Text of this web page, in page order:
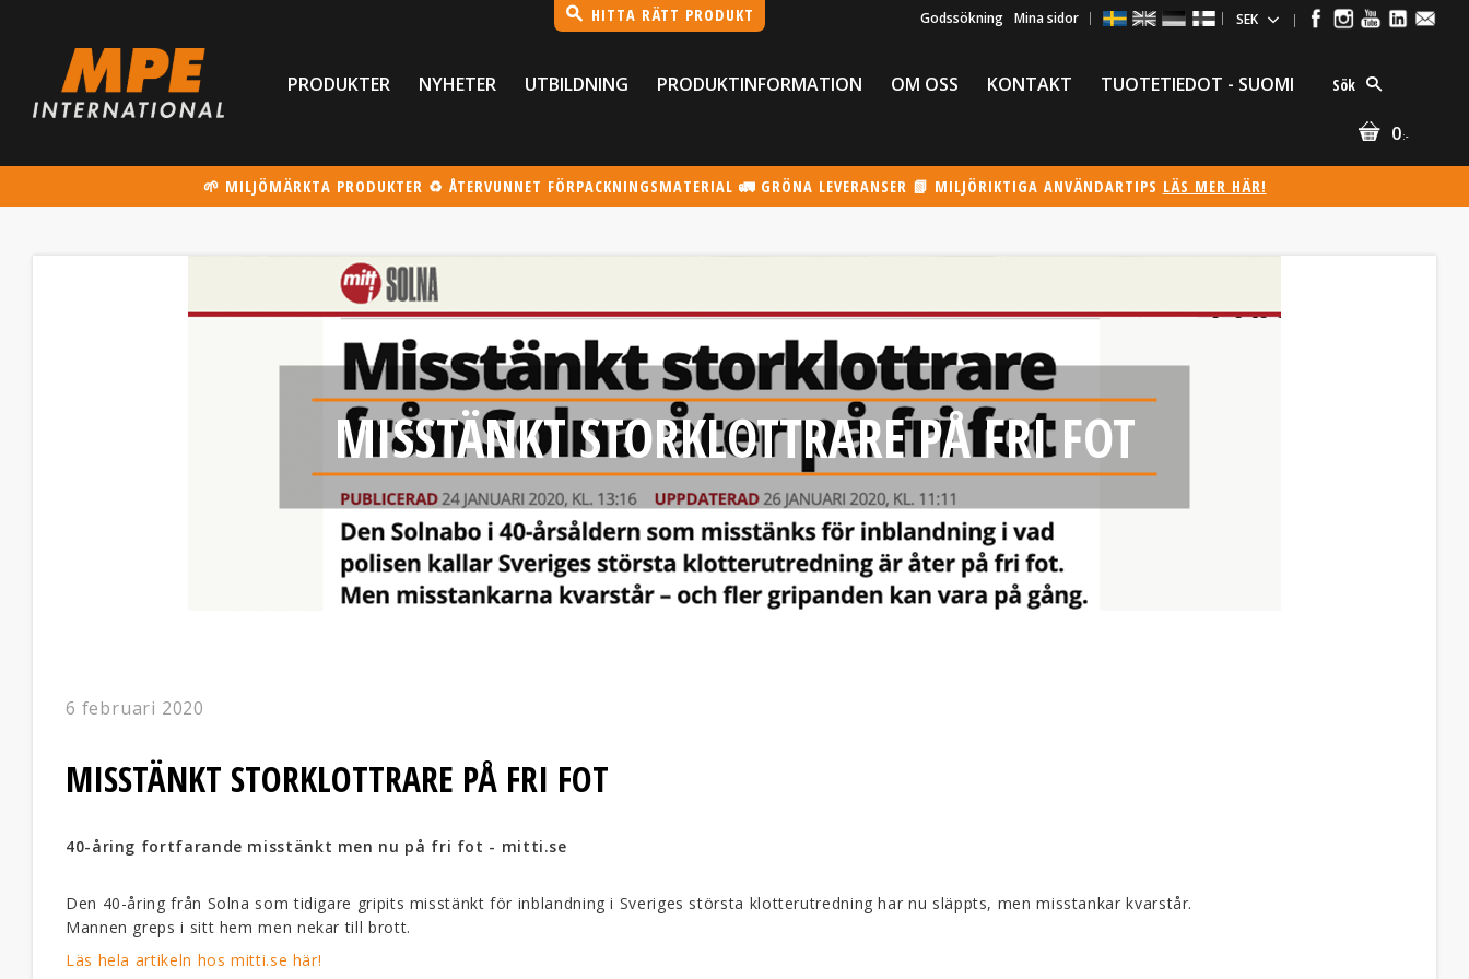
HITTA RÄTT PRODUKT Godssökning Mina sidor
PRODUKTER NYHETER UTBILDNING PRODUKTINFORMATION OM OSS KONTAKT TUOTETIEDOT - SUOMI Sök
0:-
🌱 MILJÖMÄRKTA PRODUKTER ♻️ ÅTERVUNNET FÖRPACKNINGSMATERIAL 🚛 GRÖNA LEVERANSER 📗 MILJÖRIKTIGA ANVÄNDARTIPS LÄS MER HÄR!
MISSTÄNKT STORKLOTTRARE PÅ FRI FOT
6 februari 2020
MISSTÄNKT STORKLOTTRARE PÅ FRI FOT
40-åring fortfarande misstänkt men nu på fri fot - mitti.se
Den 40-åring från Solna som tidigare gripits misstänkt för inblandning i Sveriges största klotterutredning har nu släppts, men misstankar kvarstår.
Mannen greps i sitt hem men nekar till brott.
Läs hela artikeln hos mitti.se här!